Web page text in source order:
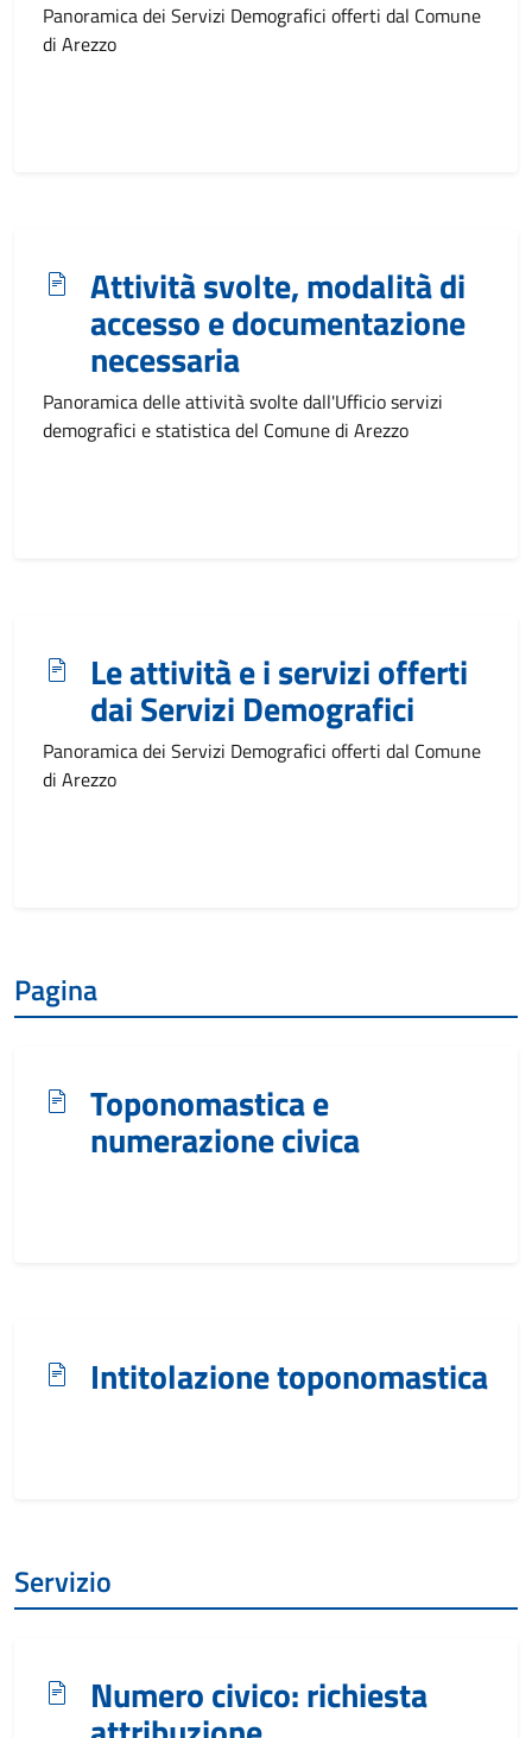
Panoramica dei Servizi Demografici offerti dal Comune
di Arezzo
Attività svolte, modalità di
accesso e documentazione
necessaria
Panoramica delle attività svolte dall'Ufficio servizi
demografici e statistica del Comune di Arezzo
Le attività e i servizi offerti
dai Servizi Demografici
Panoramica dei Servizi Demografici offerti dal Comune
di Arezzo
Pagina
Toponomastica e
numerazione civica
Intitolazione toponomastica
Servizio
Numero civico: richiesta